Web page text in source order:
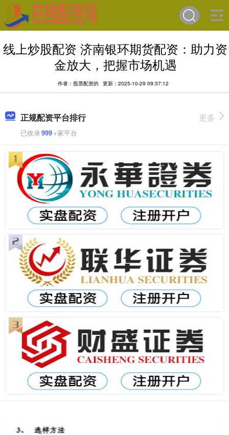
线上炒股配资 济南银环期货配资：助力资
金放大，把握市场机遇
作者：股票配资的 更新：2025-10-29 09:37:12
正规配资平台排行
已收录999+家平台
更多